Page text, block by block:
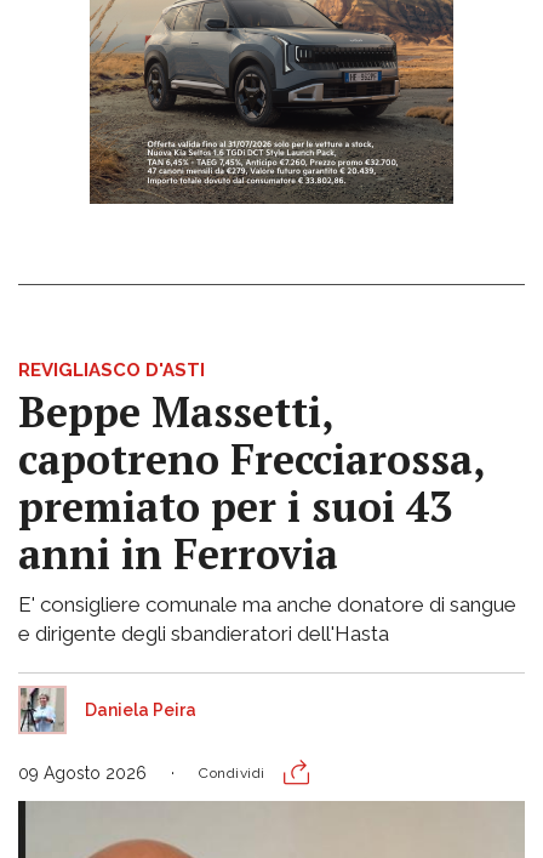
REVIGLIASCO D'ASTI
Beppe Massetti,
capotreno Frecciarossa,
premiato per i suoi 43
anni in Ferrovia
E' consigliere comunale ma anche donatore di sangue
e dirigente degli sbandieratori dell'Hasta
Daniela Peira
09 Agosto 2026 Condividi